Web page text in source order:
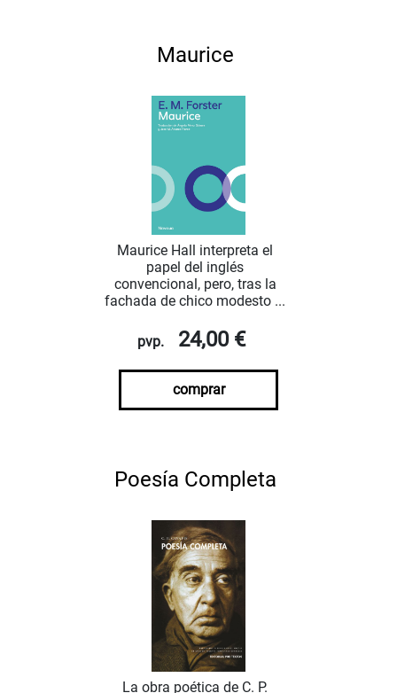
Maurice
Maurice Hall interpreta el
papel del inglés
convencional, pero, tras la
fachada de chico modesto ...
pvp. 24,00 €
comprar
Poesía Completa
La obra poética de C. P.